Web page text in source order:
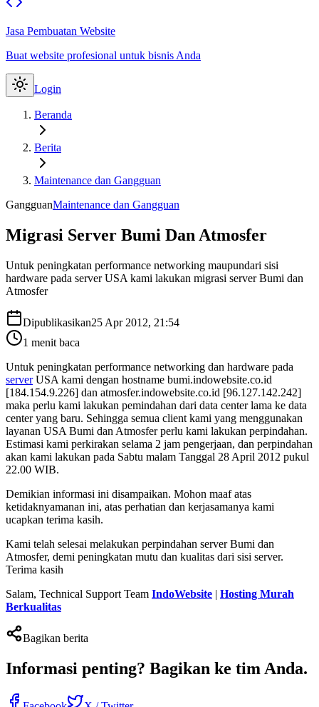
Jasa Pembuatan Website
Buat website profesional untuk bisnis Anda
Login
Beranda
Berita
Maintenance dan Gangguan
GangguanMaintenance dan Gangguan
Migrasi Server Bumi Dan Atmosfer
Untuk peningkatan performance networking maupundari sisi
hardware pada server USA kami lakukan migrasi server Bumi dan
Atmosfer
Dipublikasikan25 Apr 2012, 21:54
1 menit baca
Untuk peningkatan performance networking dan hardware pada
serverUSA kami dengan hostname bumi.indowebsite.co.id
[184.154.9.226] dan atmosfer.indowebsite.co.id [96.127.142.242]
maka perlu kami lakukan pemindahan dari data center lama ke data
center yang baru. Sehingga semua client kami yang menggunakan
layanan USA Bumi dan Atmosfer perlu kami lakukan perpindahan.
Estimasi kami perkirakan selama 2 jam pengerjaan, dan perpindahan
akan kami lakukan pada Sabtu malam Tanggal 28 April 2012 pukul
22.00 WIB.
Demikian informasi ini disampaikan. Mohon maaf atas
ketidaknyamanan ini, atas perhatian dan kerjasamanya kami
ucapkan terima kasih.
Kami telah selesai melakukan perpindahan server Bumi dan
Atmosfer, demi peningkatan mutu dan kualitas dari sisi server.
Terima kasih
Salam, Technical Support Team IndoWebsite | Hosting Murah
Berkualitas
Bagikan berita
Informasi penting? Bagikan ke tim Anda.